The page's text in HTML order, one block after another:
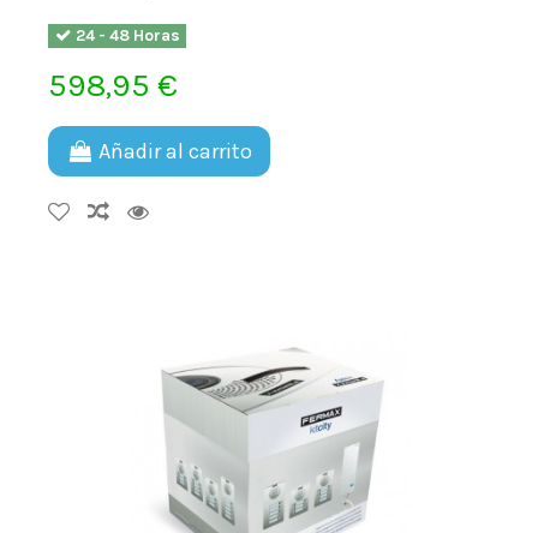
24 - 48 Horas
598,95 €
Añadir al carrito